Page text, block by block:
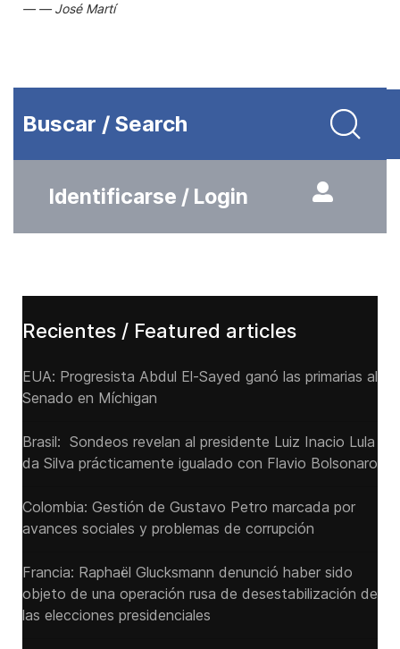
José Martí
Buscar / Search
Identificarse / Login
Recientes / Featured articles
EUA: Progresista Abdul El-Sayed ganó las primarias al
Senado ‌en Míchigan
Brasil: Sondeos revelan al presidente Luiz Inacio Lula
da Silva prácticamente igualado con Flavio Bolsonaro
Colombia: Gestión de Gustavo Petro marcada por
avances sociales y problemas de corrupción
Francia: Raphaël Glucksmann denunció haber sido
objeto de una operación rusa de desestabilización de
las elecciones presidenciales